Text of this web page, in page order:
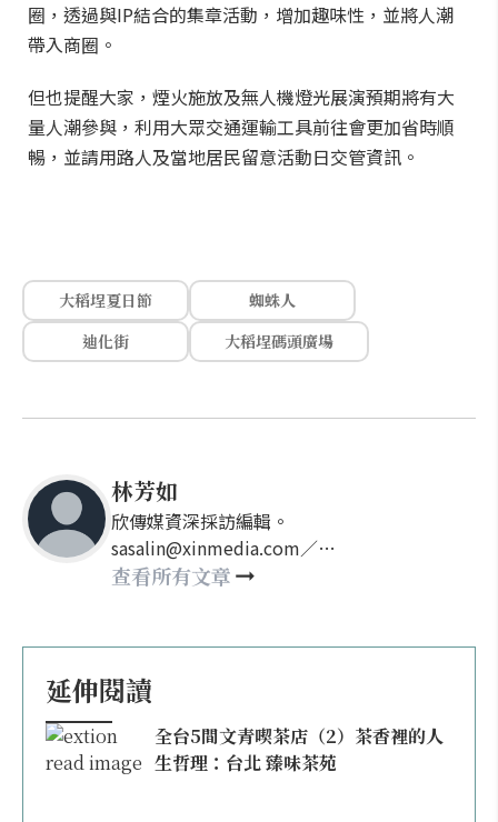
圈，透過與IP結合的集章活動，增加趣味性，並將人潮
帶入商圈。
但也提醒大家，煙火施放及無人機燈光展演預期將有大
量人潮參與，利用大眾交通運輸工具前往會更加省時順
暢，並請用路人及當地居民留意活動日交管資訊。
大稻埕夏日節
蜘蛛人
迪化街
大稻埕碼頭廣場
林芳如
欣傳媒資深採訪編輯。
sasalin@xinmedia.com／
happy21917@gmail.com
查看所有文章
延伸閱讀
全台5間文青喫茶店（2）茶香裡的人
生哲理：台北 臻味茶苑